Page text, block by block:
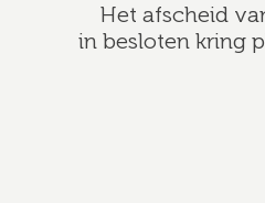
Het afscheid
in besloten kring